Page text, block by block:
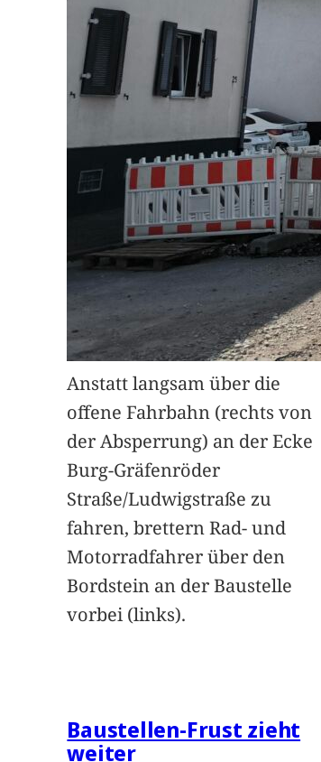
Anstatt langsam über die
offene Fahrbahn (rechts von
der Absperrung) an der Ecke
Burg-Gräfenröder
Straße/Ludwigstraße zu
fahren, brettern Rad- und
Motorradfahrer über den
Bordstein an der Baustelle
vorbei (links).
Baustellen-Frust zieht
weiter